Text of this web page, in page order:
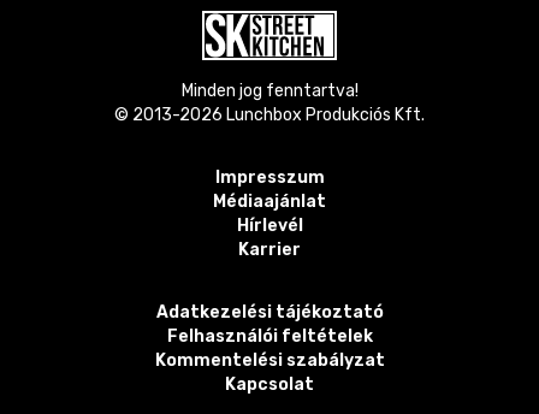
Minden jog fenntartva!
© 2013-2026 Lunchbox Produkciós Kft.
Impresszum
Médiaajánlat
Hírlevél
Karrier
Adatkezelési tájékoztató
Felhasználói feltételek
Kommentelési szabályzat
Kapcsolat